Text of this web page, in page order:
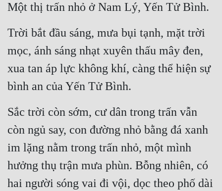
Ngược
Nữ Cường
Nữ Phụ
Phong Thủy - Tâm Linh
Phương Tây
Phản Phái
Quan Trường
Quân Sự
Sảng Văn
Một thị trấn nhỏ ở Nam Lý, Yến Tử Bình.
Trời bắt đầu sáng, mưa bụi tạnh, mặt trời
mọc, ánh sáng nhạt xuyên thấu mây đen,
xua tan áp lực không khí, càng thể hiện sự
bình an của Yến Tử Bình.
Sắc trời còn sớm, cư dân trong trấn vẫn
còn ngủ say, con đường nhỏ bằng đá xanh
im lặng nằm trong trấn nhỏ, một mình
hưởng thụ trận mưa phùn. Bỗng nhiên, có
hai người sóng vai đi vội, dọc theo phố dài